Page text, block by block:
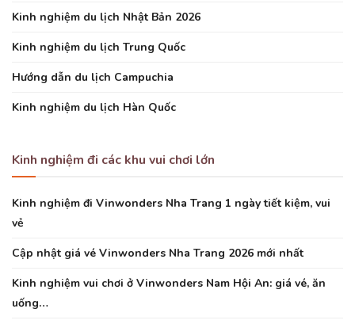
Kinh nghiệm du lịch Nhật Bản 2026
Kinh nghiệm du lịch Trung Quốc
Hướng dẫn du lịch Campuchia
Kinh nghiệm du lịch Hàn Quốc
Kinh nghiệm đi các khu vui chơi lớn
Kinh nghiệm đi Vinwonders Nha Trang 1 ngày tiết kiệm, vui
vẻ
Cập nhật giá vé Vinwonders Nha Trang 2026 mới nhất
Kinh nghiệm vui chơi ở Vinwonders Nam Hội An: giá vé, ăn
uống…